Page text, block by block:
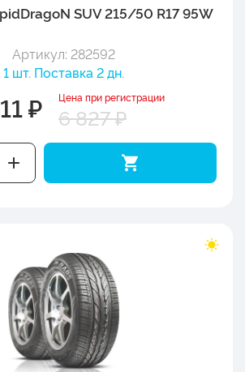
SUV 215/50 R17 95W
Артикул: 282592
1 шт. Поставка 2 дн.
₽ Цена при регистрации
6 827 ₽